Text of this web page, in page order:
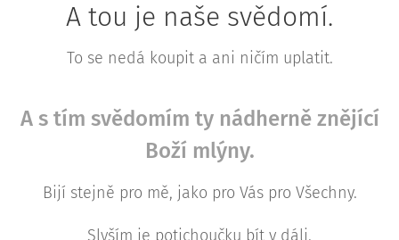
A tou je naše svědomí.
To se nedá koupit a ani ničím uplatit.
A s tím svědomím ty nádherně znějící
Boží mlýny.
Bijí stejně pro mě, jako pro Vás pro Všechny.
Slyším je potichoučku bít v dáli.